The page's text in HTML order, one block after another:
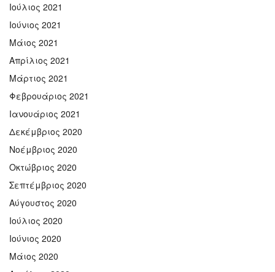
Ιούλιος 2021
Ιούνιος 2021
Μάιος 2021
Απρίλιος 2021
Μάρτιος 2021
Φεβρουάριος 2021
Ιανουάριος 2021
Δεκέμβριος 2020
Νοέμβριος 2020
Οκτώβριος 2020
Σεπτέμβριος 2020
Αύγουστος 2020
Ιούλιος 2020
Ιούνιος 2020
Μάιος 2020